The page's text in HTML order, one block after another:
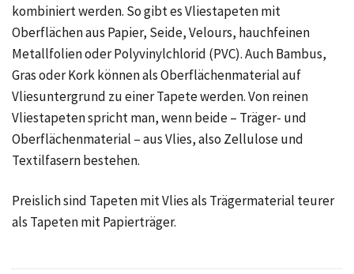
kombiniert werden. So gibt es Vliestapeten mit
Oberflächen aus Papier, Seide, Velours, hauchfeinen
Metallfolien oder Polyvinylchlorid (PVC). Auch Bambus,
Gras oder Kork können als Oberflächenmaterial auf
Vliesuntergrund zu einer Tapete werden. Von reinen
Vliestapeten spricht man, wenn beide – Träger- und
Oberflächenmaterial – aus Vlies, also Zellulose und
Textilfasern bestehen.
Preislich sind Tapeten mit Vlies als Trägermaterial teurer
als Tapeten mit Papierträger.